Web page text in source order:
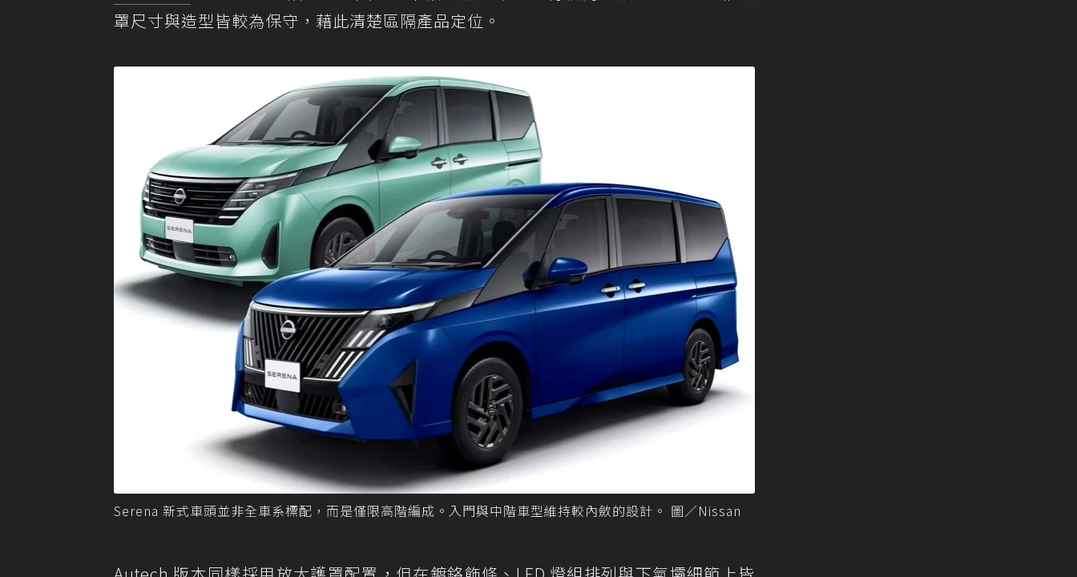
罩尺寸與造型皆較為保守，藉此清楚區隔產品定位。
Serena 新式車頭並非全車系標配，而是僅限高階編成。入門與中階車型維持較內斂的設計。 圖／Nissan